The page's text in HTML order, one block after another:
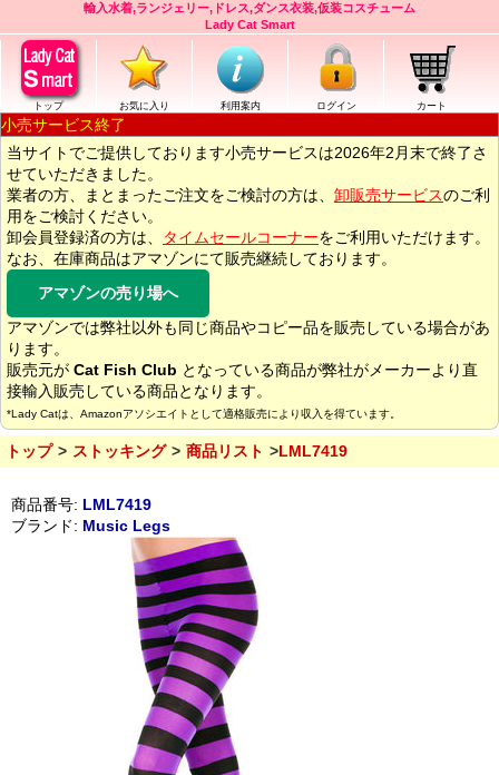
輸入水着,ランジェリー,ドレス,ダンス衣装,仮装コスチューム
Lady Cat Smart
トップ お気に入り 利用案内 ログイン カート
小売サービス終了
当サイトでご提供しております小売サービスは2026年2月末で終了さ
せていただきました。
業者の方、まとまったご注文をご検討の方は、 卸販売サービスのご利
用をご検討ください。
卸会員登録済の方は、
タイムセールコーナーをご利用いただけます。
なお、在庫商品はアマゾンにて販売継続しております。
アマゾンの売り場へ
アマゾンでは弊社以外も同じ商品やコピー品を販売している場合があ
ります。
販売元が Cat Fish Club となっている商品が弊社がメーカーより直
接輸入販売している商品となります。
*Lady Catは、Amazonアソシエイトとして適格販売により収入を得ています。
トップ ストッキング 商品リスト LML7419
商品番号: LML7419
ブランド: Music Legs